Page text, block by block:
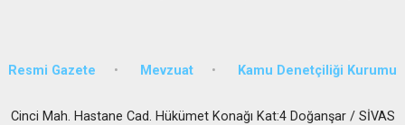
Resmi Gazete Mevzuat Kamu Denetçiliği Kurumu
Cinci Mah. Hastane Cad. Hükümet Konağı Kat:4 Doğanşar / SİVAS